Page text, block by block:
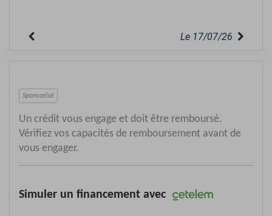
Le 17/07/26